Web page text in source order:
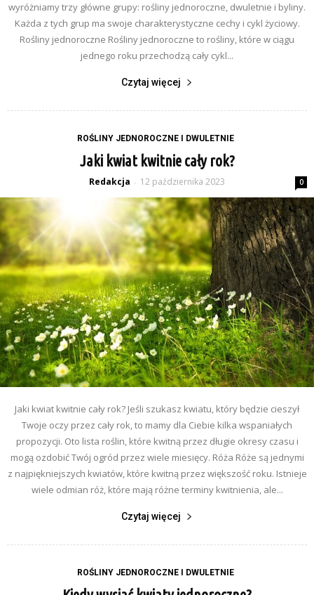
wyróżniamy trzy główne grupy: rośliny jednoroczne, dwuletnie i byliny.
Każda z tych grup ma swoje charakterystyczne cechy i cykl życiowy.
Rośliny jednoroczne Rośliny jednoroczne to rośliny, które w ciągu
jednego roku przechodzą cały cykl...
Czytaj więcej
ROŚLINY JEDNOROCZNE I DWULETNIE
Jaki kwiat kwitnie cały rok?
Redakcja - 12 października 2023 0
Jaki kwiat kwitnie cały rok? Jeśli szukasz kwiatu, który będzie cieszył
Twoje oczy przez cały rok, to mamy dla Ciebie kilka wspaniałych
propozycji. Oto lista roślin, które kwitną przez długie okresy czasu i
mogą ozdobić Twój ogród przez wiele miesięcy. Róża Róże są jednymi
z najpiękniejszych kwiatów, które kwitną przez większość roku. Istnieje
wiele odmian róż, które mają różne terminy kwitnienia, ale...
Czytaj więcej
ROŚLINY JEDNOROCZNE I DWULETNIE